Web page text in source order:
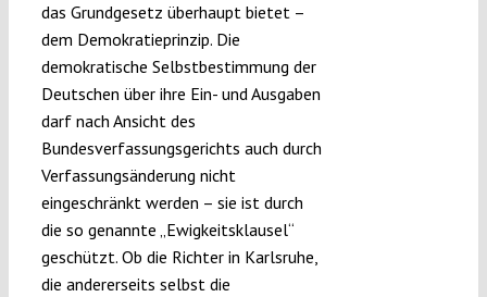
das Grundgesetz überhaupt bietet –
dem Demokratieprinzip. Die
demokratische Selbstbestimmung der
Deutschen über ihre Ein- und Ausgaben
darf nach Ansicht des
Bundesverfassungsgerichts auch durch
Verfassungsänderung nicht
eingeschränkt werden – sie ist durch
die so genannte „Ewigkeitsklausel“
geschützt. Ob die Richter in Karlsruhe,
die andererseits selbst die